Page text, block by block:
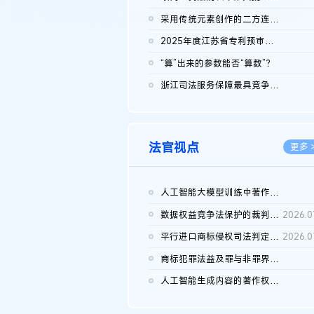
采用传统元素创作的二方连续装饰图案作品的独创性及侵权对比认定
2025年度江苏省专利预审典型案例
“算”出来的参数能否“算数”？
浙江司法服务保障最具竞争力营商环境建设典型案例（第二批）含侵...
法官视点 更多
人工智能大模型训练中著作权的合理使用
数据权益竞争法保护的裁判路径构建
平行进口商标侵权司法判定规则的困境与纾解
商标犯罪法益及罪与非罪界限研究
人工智能生成内容的著作权司法认定：演进逻辑、现实困境与规则建...